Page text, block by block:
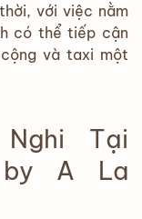
với việc nằm
có thể tiếp cận
và taxi một
Tại
by A La